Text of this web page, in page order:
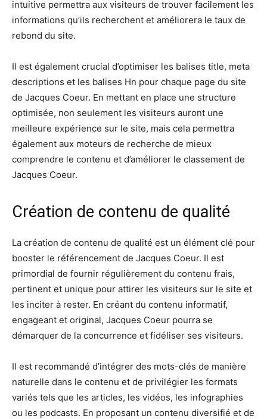
intuitive permettra aux visiteurs de trouver facilement les
informations qu’ils recherchent et améliorera le taux de
rebond du site.
Il est également crucial d’optimiser les balises title, meta
descriptions et les balises Hn pour chaque page du site
de Jacques Coeur. En mettant en place une structure
optimisée, non seulement les visiteurs auront une
meilleure expérience sur le site, mais cela permettra
également aux moteurs de recherche de mieux
comprendre le contenu et d’améliorer le classement de
Jacques Coeur.
Création de contenu de qualité
La création de contenu de qualité est un élément clé pour
booster le référencement de Jacques Coeur. Il est
primordial de fournir régulièrement du contenu frais,
pertinent et unique pour attirer les visiteurs sur le site et
les inciter à rester. En créant du contenu informatif,
engageant et original, Jacques Coeur pourra se
démarquer de la concurrence et fidéliser ses visiteurs.
Il est recommandé d’intégrer des mots-clés de manière
naturelle dans le contenu et de privilégier les formats
variés tels que les articles, les vidéos, les infographies
ou les podcasts. En proposant un contenu diversifié et de